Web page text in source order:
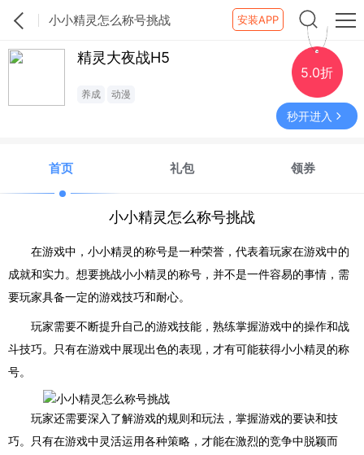
小小精灵怎么称号挑战 安装APP
精灵大夜战H5
养成 动漫
5.0折
秒开进入
首页 礼包 领券
小小精灵怎么称号挑战
在游戏中，小小精灵的称号是一种荣誉，代表着玩家在游戏中的
成就和实力。想要挑战小小精灵的称号，并不是一件容易的事情，需
要玩家具备一定的游戏技巧和耐心。
玩家需要不断提升自己的游戏技能，熟练掌握游戏中的操作和战
斗技巧。只有在游戏中展现出色的表现，才有可能获得小小精灵的称
号。
玩家还需要深入了解游戏的规则和玩法，掌握游戏的要诀和技
巧。只有在游戏中灵活运用各种策略，才能在激烈的竞争中脱颖而